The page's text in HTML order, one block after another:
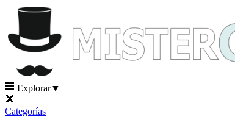
Explorar▼
Categorías